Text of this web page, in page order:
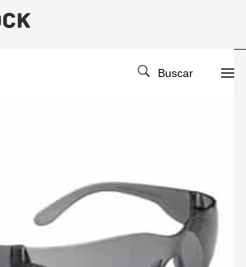
Buscar